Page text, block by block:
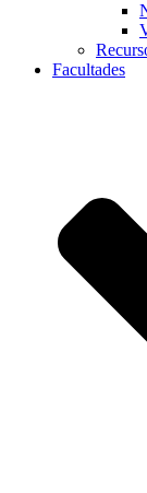
Facultades